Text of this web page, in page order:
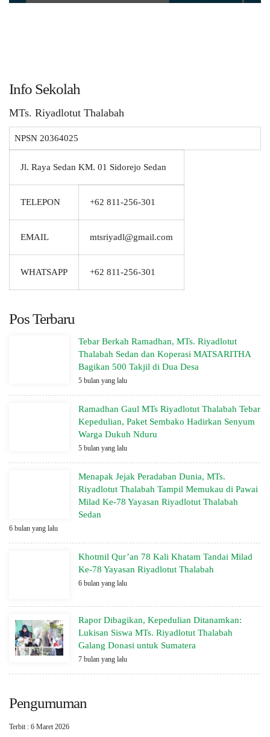
Info Sekolah
MTs. Riyadlotut Thalabah
NPSN 20364025
Jl. Raya Sedan KM. 01 Sidorejo Sedan
TELEPON +62 811-256-301
EMAIL mtsriyadl@gmail.com
WHATSAPP +62 811-256-301
Pos Terbaru
Tebar Berkah Ramadhan, MTs. Riyadlotut
Thalabah Sedan dan Koperasi MATSARITHA
Bagikan 500 Takjil di Dua Desa
5 bulan yang lalu
Ramadhan Gaul MTs Riyadlotut Thalabah Tebar
Kepedulian, Paket Sembako Hadirkan Senyum
Warga Dukuh Nduru
5 bulan yang lalu
Menapak Jejak Peradaban Dunia, MTs.
Riyadlotut Thalabah Tampil Memukau di Pawai
Milad Ke-78 Yayasan Riyadlotut Thalabah
Sedan
6 bulan yang lalu
Khotmil Qur’an 78 Kali Khatam Tandai Milad
Ke-78 Yayasan Riyadlotut Thalabah
6 bulan yang lalu
Rapor Dibagikan, Kepedulian Ditanamkan:
Lukisan Siswa MTs. Riyadlotut Thalabah
Galang Donasi untuk Sumatera
7 bulan yang lalu
Pengumuman
Terbit : 6 Maret 2026